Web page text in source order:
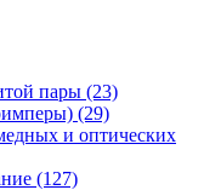
пары (23)
(29)
и оптических
(127)